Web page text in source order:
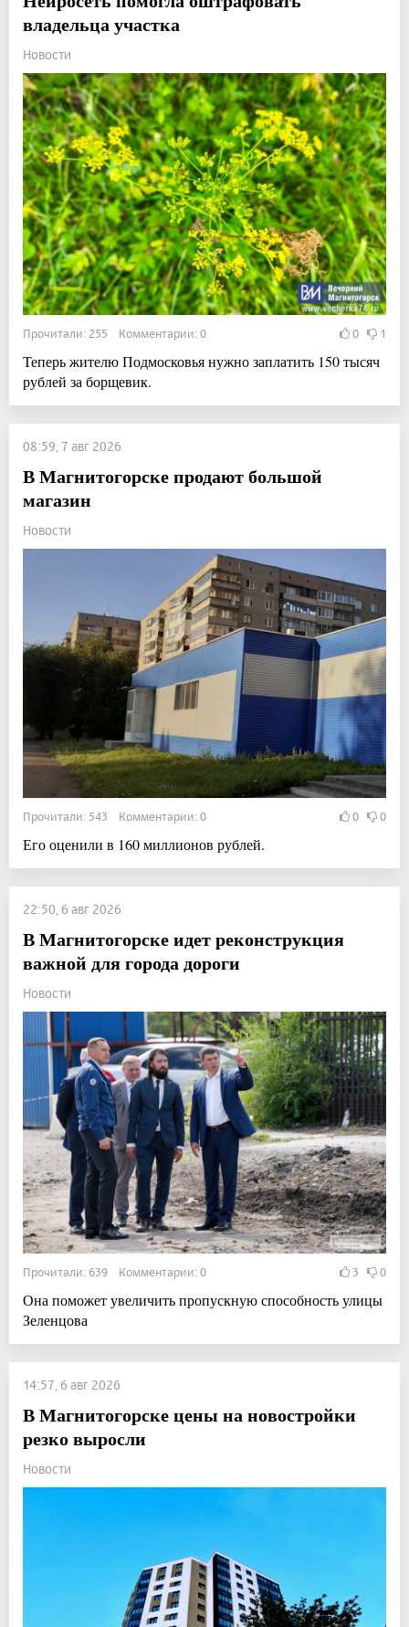
владельца участка
Новости
Прочитали: 255 Комментарии: 0 0 1
Теперь жителю Подмосковья нужно заплатить 150 тысяч
рублей за борщевик.
08:59, 7 авг 2026
В Магнитогорске продают большой
магазин
Новости
Прочитали: 543 Комментарии: 0 0 0
Его оценили в 160 миллионов рублей.
22:50, 6 авг 2026
В Магнитогорске идет реконструкция
важной для города дороги
Новости
Прочитали: 639 Комментарии: 0 3 0
Она поможет увеличить пропускную способность улицы
Зеленцова
14:57, 6 авг 2026
В Магнитогорске цены на новостройки
резко выросли
Новости